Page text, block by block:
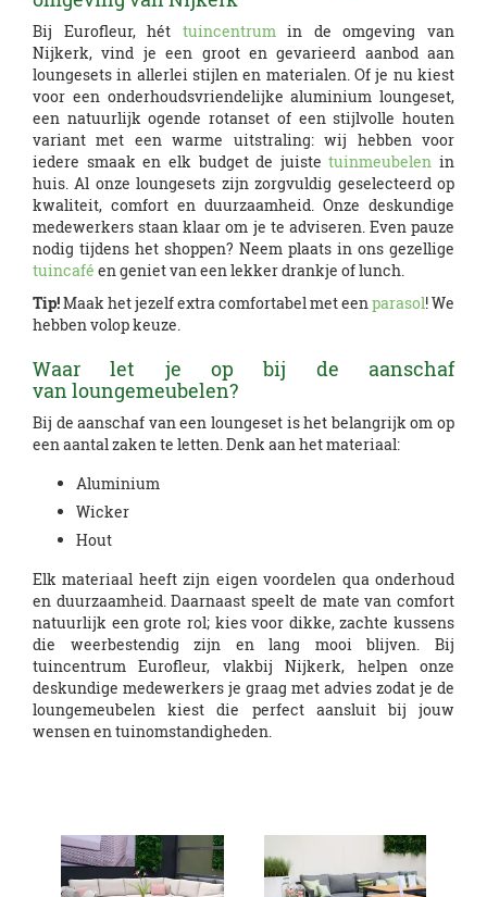
Bij Eurofleur, hét tuincentrum in de omgeving van
Nijkerk, vind je een groot en gevarieerd aanbod aan
loungesets in allerlei stijlen en materialen. Of je nu kiest
voor een onderhoudsvriendelijke aluminium loungeset,
een natuurlijk ogende rotanset of een stijlvolle houten
variant met een warme uitstraling: wij hebben voor
iedere smaak en elk budget de juistetuinmeubelen in
huis. Al onze loungesets zijn zorgvuldig geselecteerd op
kwaliteit, comfort en duurzaamheid. Onze deskundige
medewerkers staan klaar om je te adviseren. Even pauze
nodig tijdens het shoppen? Neem plaats in ons gezellige
tuincafé en geniet van een lekker drankje of lunch.
Tip!Maak het jezelf extra comfortabel met een parasol! We
hebben volop keuze.
Waar let je op bij de aanschaf
van loungemeubelen?
Bij de aanschaf van een loungeset is het belangrijk om op
een aantal zaken te letten. Denk aan het materiaal:
Aluminium
Wicker
Hout
Elk materiaal heeft zijn eigen voordelen qua onderhoud
en duurzaamheid. Daarnaast speelt de mate van comfort
natuurlijk een grote rol; kies voor dikke, zachte kussens
die weerbestendig zijn en lang mooi blijven. Bij
tuincentrum Eurofleur, vlakbij Nijkerk, helpen onze
deskundige medewerkers je graag met advies zodat je de
loungemeubelen kiest die perfect aansluit bij jouw
wensen en tuinomstandigheden.